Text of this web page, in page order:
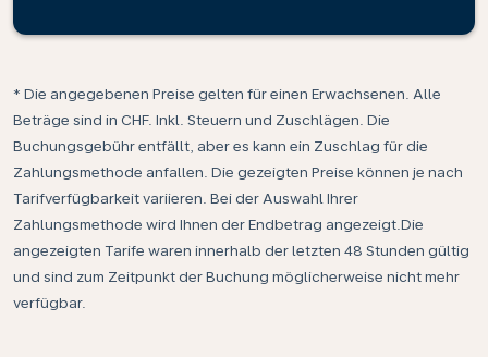
* Die angegebenen Preise gelten für einen Erwachsenen. Alle
Beträge sind in CHF. Inkl. Steuern und Zuschlägen. Die
Buchungsgebühr entfällt, aber es kann ein Zuschlag für die
Zahlungsmethode anfallen. Die gezeigten Preise können je nach
Tarifverfügbarkeit variieren. Bei der Auswahl Ihrer
Zahlungsmethode wird Ihnen der Endbetrag angezeigt.Die
angezeigten Tarife waren innerhalb der letzten 48 Stunden gültig
und sind zum Zeitpunkt der Buchung möglicherweise nicht mehr
verfügbar.